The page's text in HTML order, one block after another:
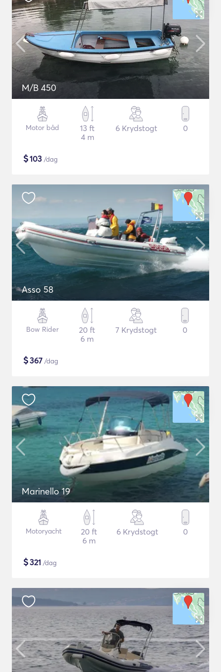
M/B 450
Motor båd
13 ft
4 m
6 Krydstogt 0
$103 /dag
Asso 58
Bow Rider
20 ft
6 m
7 Krydstogt 0
$367 /dag
Marinello 19
Motoryacht
20 ft
6 m
6 Krydstogt 0
$321 /dag